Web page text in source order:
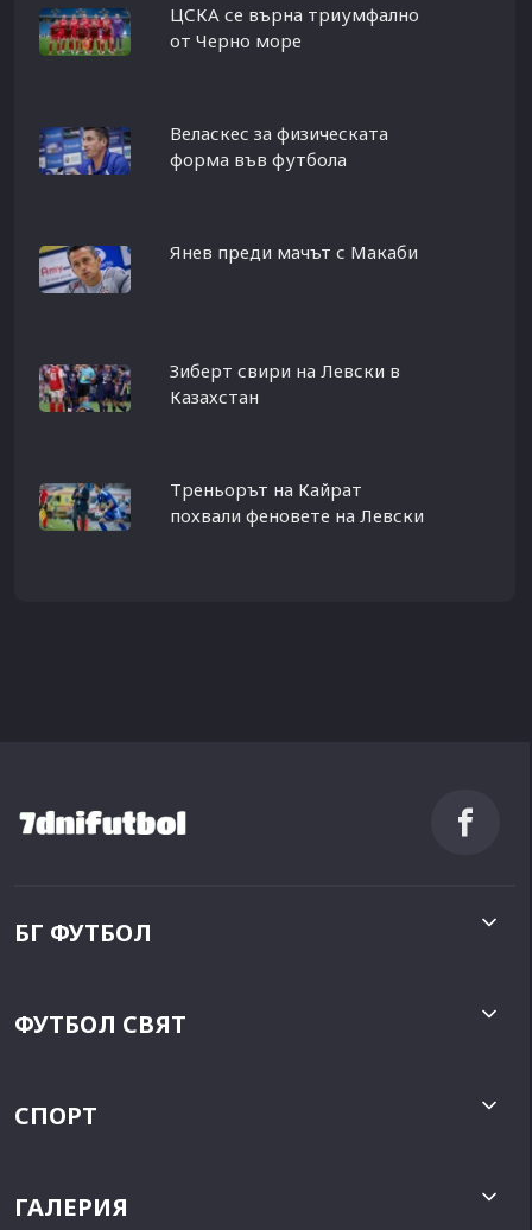
ЦСКА се върна триумфално
от Черно море
Веласкес за физическата
форма във футбола
Янев преди мачът с Макаби
Зиберт свири на Левски в
Казахстан
Треньорът на Кайрат
похвали феновете на Левски
БГ ФУТБОЛ
ФУТБОЛ СВЯТ
СПОРТ
ГАЛЕРИЯ